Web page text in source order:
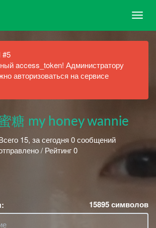
#5
access_token! Администратору
авторизоваться на сервисе
糖 my honey wannie
15, за сегодня 0 сообщений
/ Рейтинг 0
15895символов